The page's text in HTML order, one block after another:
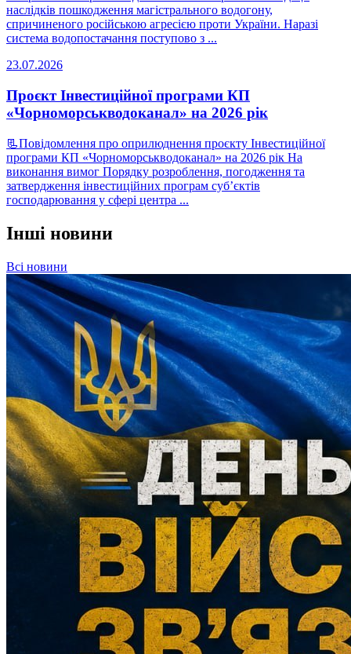
наслідків пошкодження магістрального водогону,
спричиненого російською агресією проти України. Наразі
система водопостачання поступово з ...
23.07.2026
Проєкт Інвестиційної програми КП
«Чорноморськводоканал» на 2026 рік
📃Повідомлення про оприлюднення проєкту Інвестиційної
програми КП «Чорноморськводоканал» на 2026 рік На
виконання вимог Порядку розроблення, погодження та
затвердження інвестиційних програм суб’єктів
господарювання у сфері центра ...
Інші новини
Всі новини